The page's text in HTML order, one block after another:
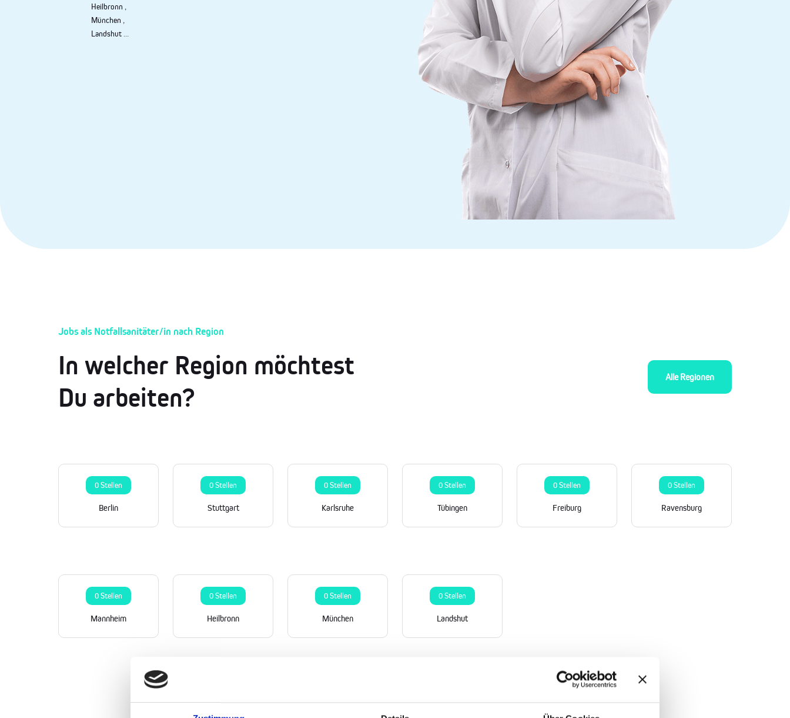
Heilbronn ,
München ,
Landshut
Jobs als Notfallsanitäter/in nach Region
In welcher Region möchtest
Du arbeiten?
Alle Regionen
0 Stellen
Berlin
0 Stellen
Stuttgart
0 Stellen
Karlsruhe
0 Stellen
Tübingen
0 Stellen
Freiburg
0 Stellen
Ravensburg
0 Stellen
Mannheim
0 Stellen
Heilbronn
0 Stellen
München
0 Stellen
Landshut